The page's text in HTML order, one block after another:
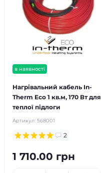
в наявності
Нагрівальний кабель In-
Therm Eco 1 кв.м, 170 Вт для
теплої підлоги
Артикул: 568001
2
1 710.00 грн